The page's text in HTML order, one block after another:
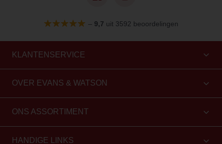
– 9,7 uit 3592 beoordelingen
KLANTENSERVICE
OVER EVANS & WATSON
ONS ASSORTIMENT
HANDIGE LINKS